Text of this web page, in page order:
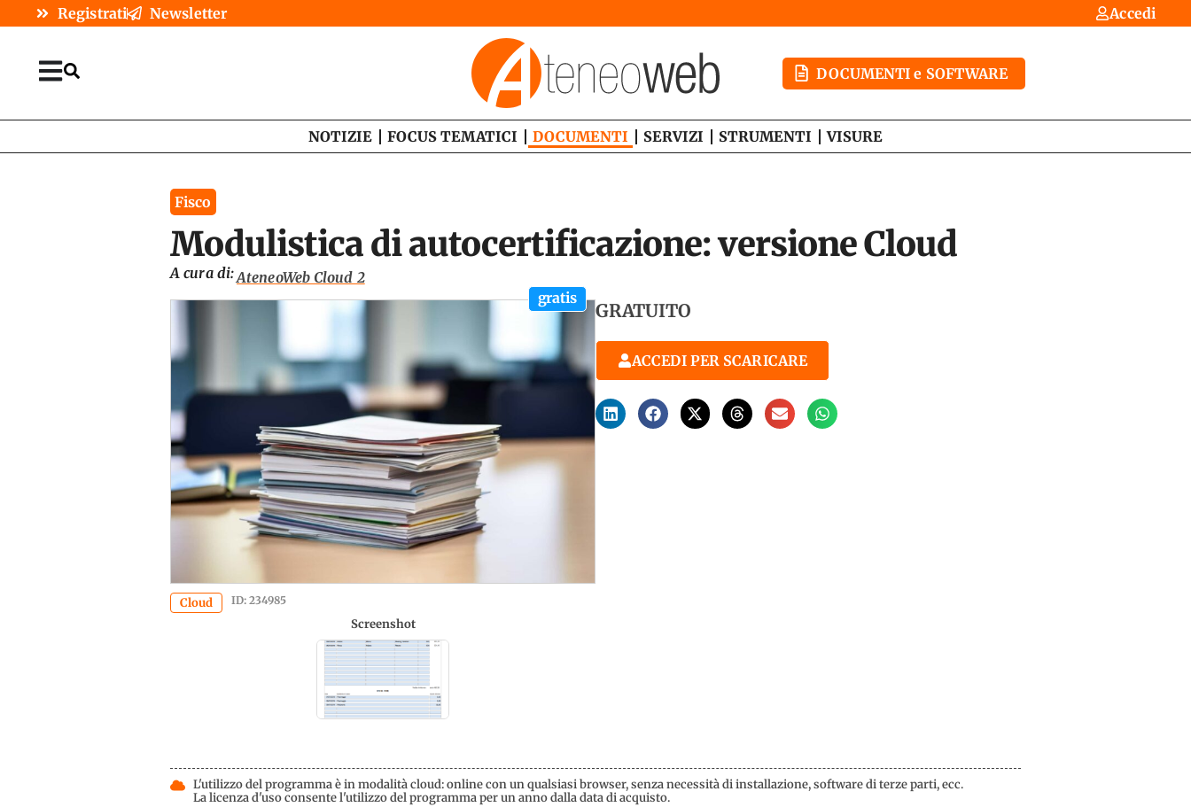
Registrati Newsletter Accedi
DOCUMENTI e SOFTWARE
NOTIZIE FOCUS TEMATICI DOCUMENTI SERVIZI STRUMENTI VISURE
Fisco
Modulistica di autocertificazione: versione Cloud
A cura di:AteneoWeb Cloud 2
gratis
Cloud ID: 234985
Screenshot
GRATUITO
ACCEDI PER SCARICARE
L'utilizzo del programma è in modalità cloud: online con un qualsiasi browser, senza necessità di installazione, software di terze parti, ecc.
La licenza d'uso consente l'utilizzo del programma per un anno dalla data di acquisto.